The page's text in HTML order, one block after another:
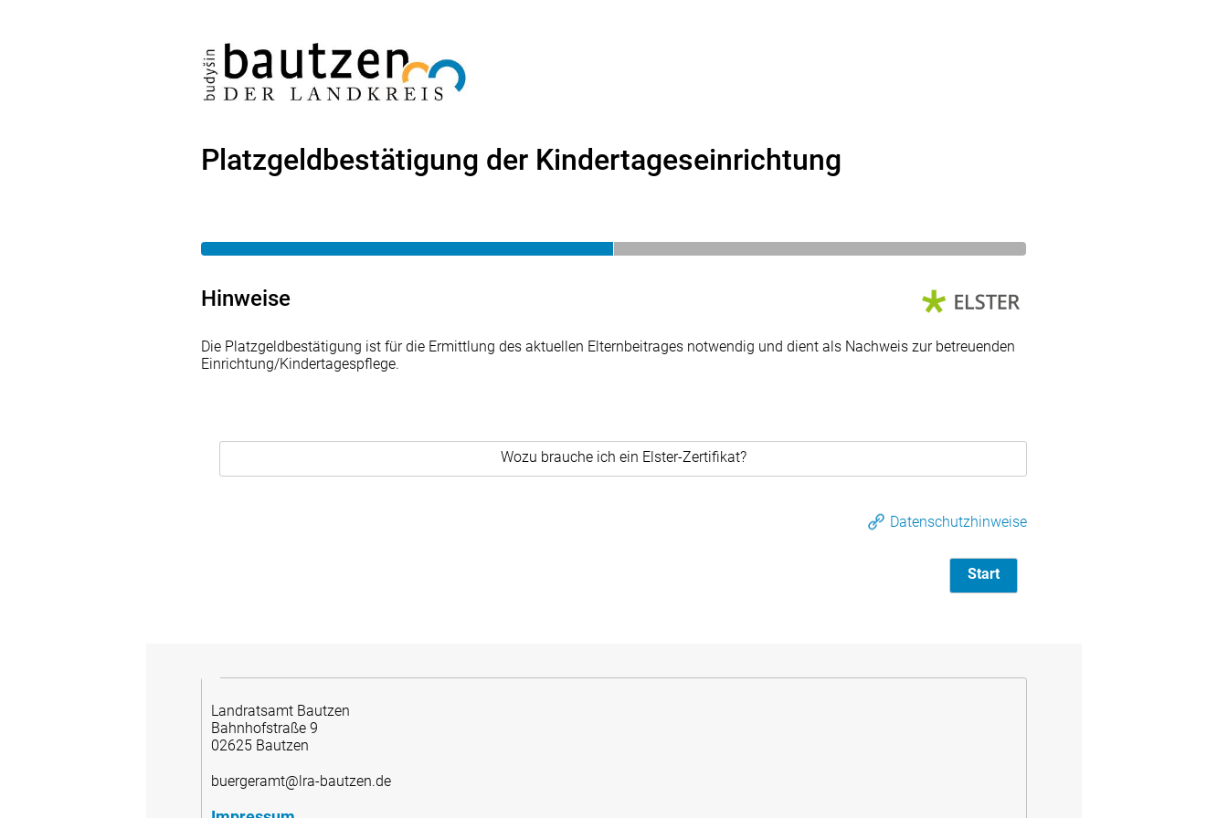
Platzgeldbestätigung der Kindertageseinrichtung
Hinweise
Die Platzgeldbestätigung ist für die Ermittlung des aktuellen Elternbeitrages notwendig und dient als Nachweis zur betreuenden
Einrichtung/Kindertagespflege.
Wozu brauche ich ein Elster-Zertifikat?
Datenschutzhinweise
Start
Landratsamt Bautzen
Bahnhofstraße 9
02625 Bautzen
buergeramt@lra-bautzen.de